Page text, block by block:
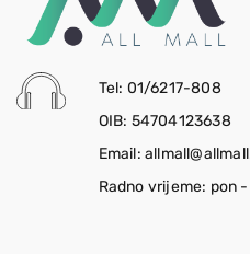
Tel: 01/6217-808
OIB: 54704123638
Email:
Radno vrijeme: pon